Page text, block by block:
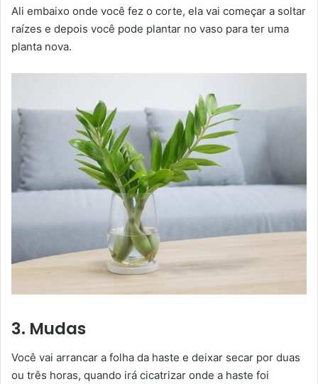
Ali embaixo onde você fez o corte, ela vai começar a soltar
raízes e depois você pode plantar no vaso para ter uma
planta nova.
3. Mudas
Você vai arrancar a folha da haste e deixar secar por duas
ou três horas, quando irá cicatrizar onde a haste foi